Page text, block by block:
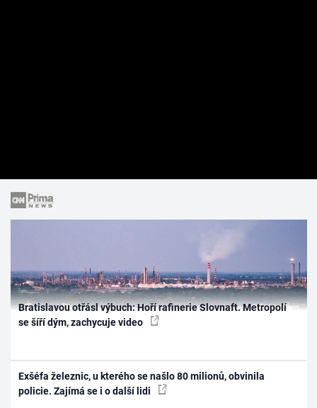
Bratislavou otřásl výbuch: Hoří rafinerie Slovnaft. Metropolí
se šíří dým, zachycuje video
Exšéfa železnic, u kterého se našlo 80 milionů, obvinila
policie. Zajímá se i o další lidi